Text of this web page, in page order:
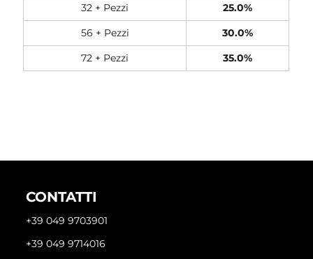
32 + Pezzi
25.0%
56 + Pezzi
30.0%
72 + Pezzi
35.0%
CONTATTI
+39 049 9703901
+39 049 9714016